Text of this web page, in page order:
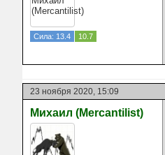
Сила: 13.4 10.7
23 ноября 2020, 15:09
Михаил (Mercantilist)